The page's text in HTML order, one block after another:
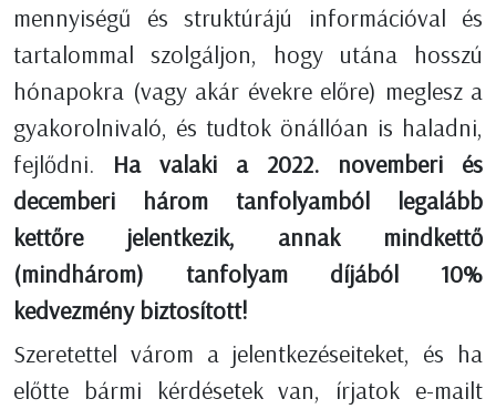
mennyiségű és struktúrájú információval és
tartalommal szolgáljon, hogy utána hosszú
hónapokra (vagy akár évekre előre) meglesz a
gyakorolnivaló, és tudtok önállóan is haladni,
fejlődni. Ha valaki a 2022. novemberi és
decemberi három tanfolyamból legalább
kettőre jelentkezik, annak mindkettő
(mindhárom) tanfolyam díjából 10%
kedvezmény biztosított!
Szeretettel várom a jelentkezéseiteket, és ha
előtte bármi kérdésetek van, írjatok e-mailt